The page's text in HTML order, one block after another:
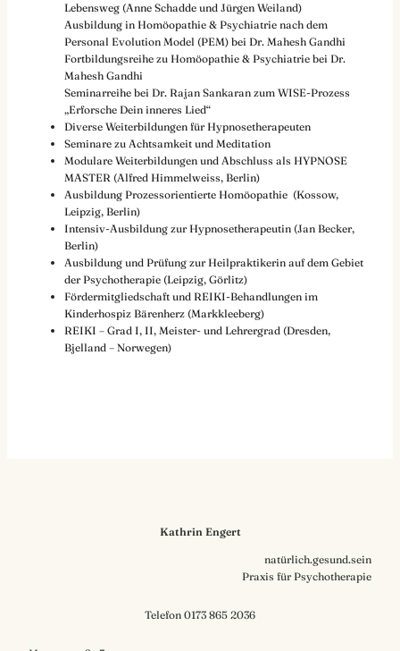
Lebensweg (Anne Schadde und Jürgen Weiland)
Ausbildung in Homöopathie & Psychiatrie nach dem
Personal Evolution Model (PEM) bei Dr. Mahesh Gandhi
Fortbildungsreihe zu Homöopathie & Psychiatrie bei Dr.
Mahesh Gandhi
Seminarreihe bei Dr. Rajan Sankaran zum WISE-Prozess
„Erforsche Dein inneres Lied“
Diverse Weiterbildungen für Hypnosetherapeuten
Seminare zu Achtsamkeit und Meditation
Modulare Weiterbildungen und Abschluss als HYPNOSE
MASTER (Alfred Himmelweiss, Berlin)
Ausbildung Prozessorientierte Homöopathie (Kossow,
Leipzig, Berlin)
Intensiv-Ausbildung zur Hypnosetherapeutin (Jan Becker,
Berlin)
Ausbildung und Prüfung zur Heilpraktikerin auf dem Gebiet
der Psychotherapie (Leipzig, Görlitz)
Fördermitgliedschaft und REIKI-Behandlungen im
Kinderhospiz Bärenherz (Markkleeberg)
REIKI – Grad I, II, Meister- und Lehrergrad (Dresden,
Bjelland – Norwegen)
Kathrin Engert
natürlich.gesund.sein
Praxis für Psychotherapie
Telefon 0173 865 2036